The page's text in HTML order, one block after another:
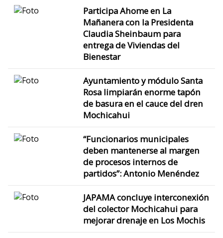
Participa Ahome en La
Mañanera con la Presidenta
Claudia Sheinbaum para
entrega de Viviendas del
Bienestar
Ayuntamiento y módulo Santa
Rosa limpiarán enorme tapón
de basura en el cauce del dren
Mochicahui
“Funcionarios municipales
deben mantenerse al margen
de procesos internos de
partidos”: Antonio Menéndez
JAPAMA concluye interconexión
del colector Mochicahui para
mejorar drenaje en Los Mochis